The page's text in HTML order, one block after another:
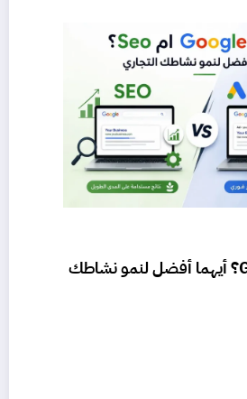
SEO أم Google Ads؟ أيهما أفضل لنمو نشاطك